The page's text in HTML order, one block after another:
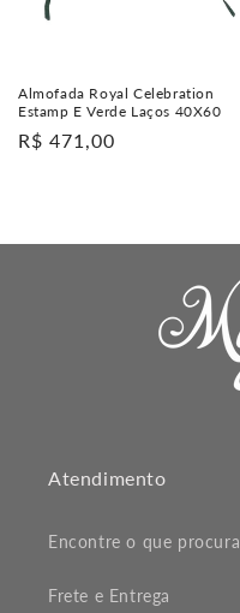
Almofada Royal Celebration
Estamp E Verde Laços 40X60
Preço
R$ 471,00
Atendimento
Encontre o que procura
Frete e Entrega